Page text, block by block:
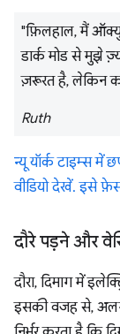
"फ़िलहाल, मैं
डार्क मोड से मुझे
ज़रूरत है, लेकिन
Ruth
न्यू यॉर्क टाइम्स में
वीडियो देखें. इसे
दौरे पड़ने और
दौरा, दिमाग में
इसकी वजह से,